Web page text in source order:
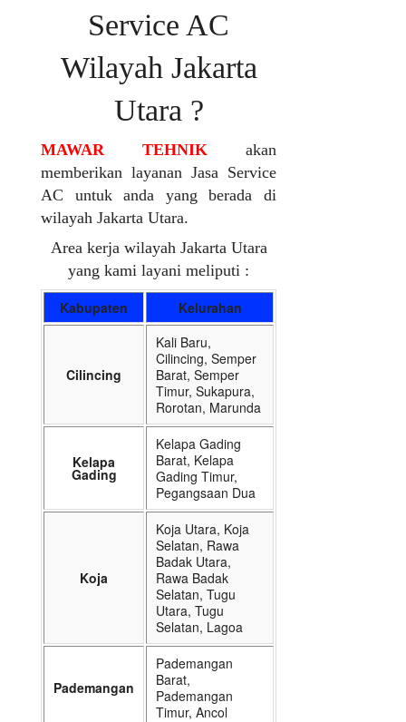
Service AC
Wilayah Jakarta
Utara ?
MAWAR TEHNIK akan
memberikan layanan Jasa Service
AC untuk anda yang berada di
wilayah Jakarta Utara.
Area kerja wilayah Jakarta Utara
yang kami layani meliputi :
Kabupaten Kelurahan
Cilincing
Kali Baru,
Cilincing, Semper
Barat, Semper
Timur, Sukapura,
Rorotan, Marunda
Kelapa
Gading
Kelapa Gading
Barat, Kelapa
Gading Timur,
Pegangsaan Dua
Koja
Koja Utara, Koja
Selatan, Rawa
Badak Utara,
Rawa Badak
Selatan, Tugu
Utara, Tugu
Selatan, Lagoa
Pademangan
Pademangan
Barat,
Pademangan
Timur, Ancol